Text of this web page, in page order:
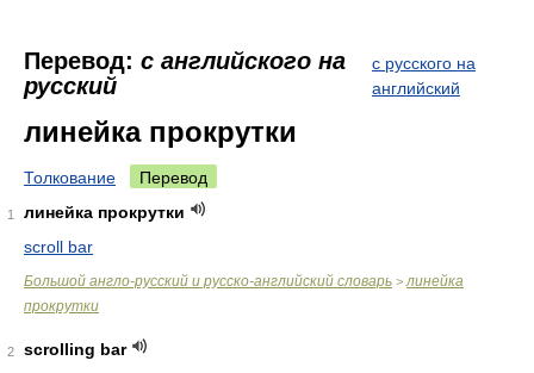
Перевод: с английского на
русский
с русского на
английский
линейка прокрутки
Толкование Перевод
1
линейка прокрутки
scroll bar
Большой англо-русский и русско-английский словарь > линейка
прокрутки
2
scrolling bar